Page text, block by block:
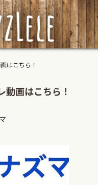
はこちら！
動画はこちら！